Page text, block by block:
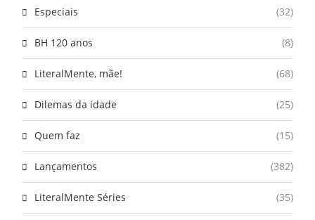
Especiais (32)
BH 120 anos (8)
LiteralMente, mãe! (68)
Dilemas da idade (25)
Quem faz (15)
Lançamentos (382)
LiteralMente Séries (35)